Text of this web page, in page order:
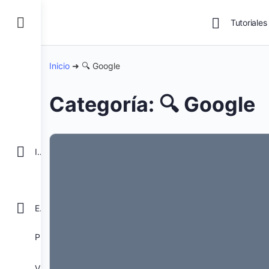
INICIO
EXCEL
Tutoriales
Inicio ➜ 🔍 Google
Categoría: 🔍 Google